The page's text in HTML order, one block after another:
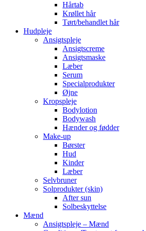
Hårtab
Krøllet hår
Tørt/behandlet hår
Hudpleje
Ansigtspleje
Ansigtscreme
Ansigtsmaske
Læber
Serum
Specialprodukter
Øjne
Kropspleje
Bodylotion
Bodywash
Hænder og fødder
Make-up
Børster
Hud
Kinder
Læber
Selvbruner
Solprodukter (skin)
After sun
Solbeskyttelse
Mænd
Ansigtspleje – Mænd